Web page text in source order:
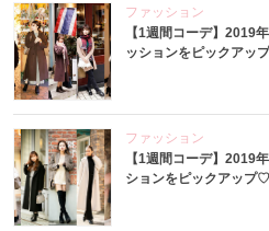
ファッション
【1週間コーデ】2019
ッションをピックアッ
ファッション
【1週間コーデ】2019
ションをピックアップ♡